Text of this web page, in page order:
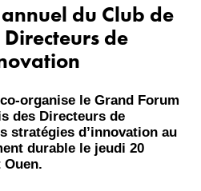
du Club de
de
organise le Grand Forum
des Directeurs de
stratégies d’innovation au
durable le jeudi 20
Ouen.